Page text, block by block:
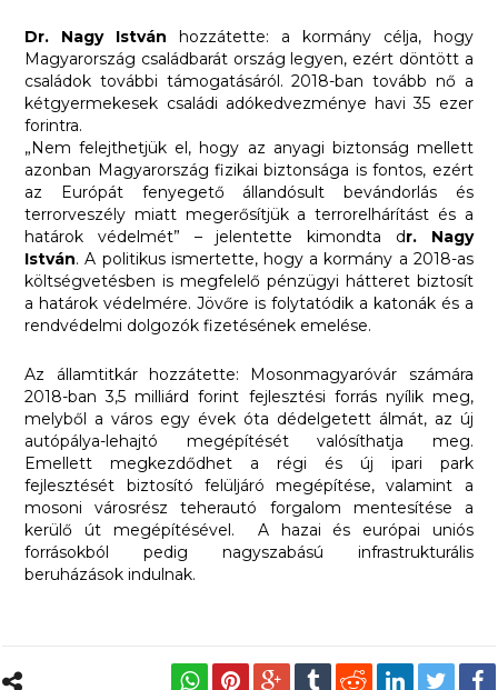
Dr. Nagy István hozzátette: a kormány célja, hogy
Magyarország családbarát ország legyen, ezért döntött a
családok további támogatásáról. 2018-ban tovább nő a
kétgyermekesek családi adókedvezménye havi 35 ezer
forintra.
„Nem felejthetjük el, hogy az anyagi biztonság mellett
azonban Magyarország fizikai biztonsága is fontos, ezért
az Európát fenyegető állandósult bevándorlás és
terrorveszély miatt megerősítjük a terrorelhárítást és a
határok védelmét” – jelentette kimondta dr. Nagy
István. A politikus ismertette, hogy a kormány a 2018-as
költségvetésben is megfelelő pénzügyi hátteret biztosít
a határok védelmére. Jövőre is folytatódik a katonák és a
rendvédelmi dolgozók fizetésének emelése.
Az államtitkár hozzátette: Mosonmagyaróvár számára
2018-ban 3,5 milliárd forint fejlesztési forrás nyílik meg,
melyből a város egy évek óta dédelgetett álmát, az új
autópálya-lehajtó megépítését valósíthatja meg.
Emellett megkezdődhet a régi és új ipari park
fejlesztését biztosító felüljáró megépítése, valamint a
mosoni városrész teherautó forgalom mentesítése a
kerülő út megépítésével. A hazai és európai uniós
forrásokból pedig nagyszabású infrastrukturális
beruházások indulnak.